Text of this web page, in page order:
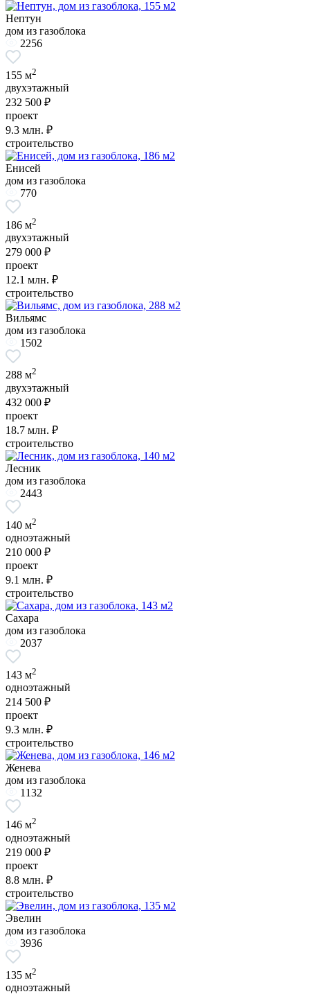
Нептун
дом из газоблока
2256
155 м2
двухэтажный
232 500 ₽
проект
9.3 млн. ₽
строительство
Енисей
дом из газоблока
770
186 м2
двухэтажный
279 000 ₽
проект
12.1 млн. ₽
строительство
Вильямс
дом из газоблока
1502
288 м2
двухэтажный
432 000 ₽
проект
18.7 млн. ₽
строительство
Лесник
дом из газоблока
2443
140 м2
одноэтажный
210 000 ₽
проект
9.1 млн. ₽
строительство
Сахара
дом из газоблока
2037
143 м2
одноэтажный
214 500 ₽
проект
9.3 млн. ₽
строительство
Женева
дом из газоблока
1132
146 м2
одноэтажный
219 000 ₽
проект
8.8 млн. ₽
строительство
Эвелин
дом из газоблока
3936
135 м2
одноэтажный